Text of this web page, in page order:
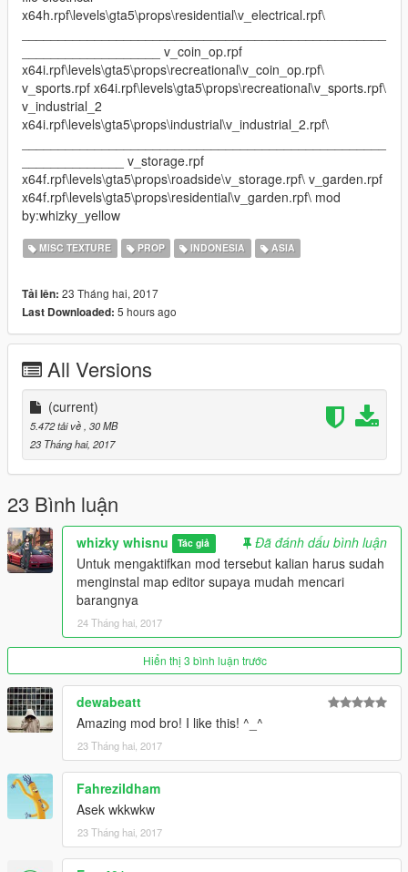
x64h.rpf\levels\gta5\props\residential\v_electrical.rpf\
___________________ v_coin_op.rpf
x64i.rpf\levels\gta5\props\recreational\v_coin_op.rpf\
v_sports.rpf x64i.rpf\levels\gta5\props\recreational\v_sports.rpf\
v_industrial_2
x64i.rpf\levels\gta5\props\industrial\v_industrial_2.rpf\
______________ v_storage.rpf
x64f.rpf\levels\gta5\props\roadside\v_storage.rpf\ v_garden.rpf
x64f.rpf\levels\gta5\props\residential\v_garden.rpf\ mod
by:whizky_yellow
MISC TEXTURE PROP INDONESIA ASIA
Tải lên: 23 Tháng hai, 2017
Last Downloaded: 5 hours ago
All Versions
(current)
5.472 tải về , 30 MB
23 Tháng hai, 2017
23 Bình luận
whizky whisnu Tác giả
Đã đánh dấu bình luận
Untuk mengaktifkan mod tersebut kalian harus sudah
menginstal map editor supaya mudah mencari
barangnya
24 Tháng hai, 2017
Hiển thị 3 bình luận trước
dewabeatt
Amazing mod bro! I like this! ^_^
23 Tháng hai, 2017
FahreziIdham
Asek wkkwkw
23 Tháng hai, 2017